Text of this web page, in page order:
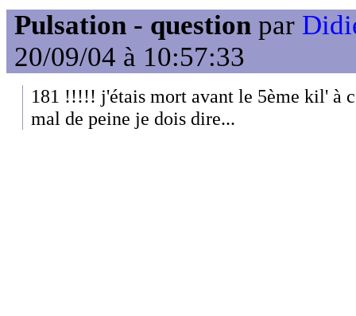
Pulsation - question par
20/09/04 à 10:57:33
181 !!!!! j'étais mort avant le 5ème kil' à
mal de peine je dois dire...